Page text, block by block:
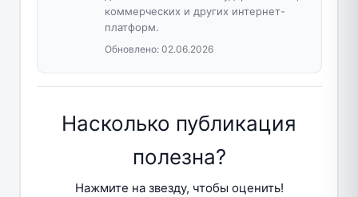
коммерческих и других интернет-
платформ.
Обновлено: 02.06.2026
Насколько публикация
полезна?
Нажмите на звезду, чтобы оценить!